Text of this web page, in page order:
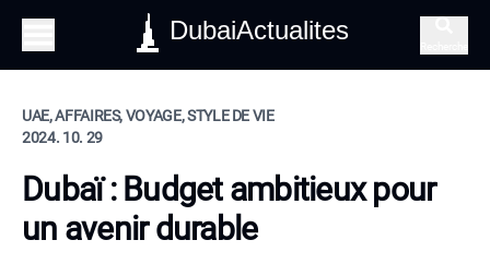
DubaiActualites
UAE, AFFAIRES, VOYAGE, STYLE DE VIE
2024. 10. 29
Dubaï : Budget ambitieux pour
un avenir durable